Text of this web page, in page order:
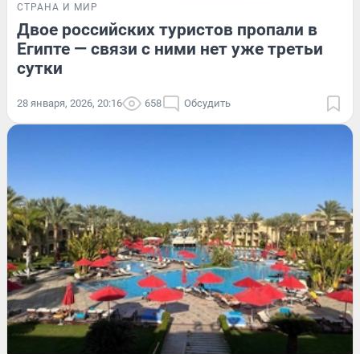
СТРАНА И МИР
Двое российских туристов пропали в
Египте — связи с ними нет уже третьи
сутки
28 января, 2026, 20:16 658 Обсудить